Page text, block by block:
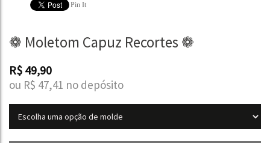
Pin It
❁ Moletom Capuz Recortes ❁
R$ 49,90
ou R$ 47,41 no depósito